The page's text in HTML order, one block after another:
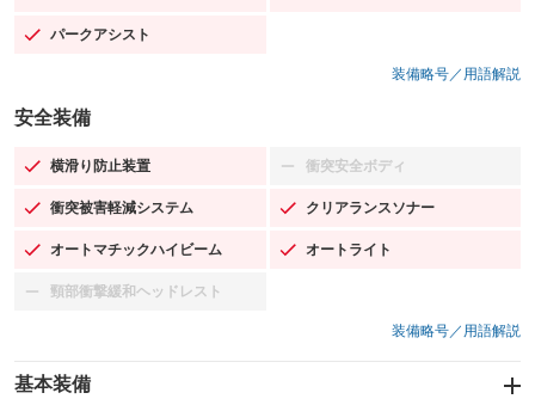
パークアシスト
：装備あり
装備略号／用語解説
安全装備
横滑り防止装置
：装備あり 衝突安全ボディ
：装備なし
衝突被害軽減システム
：装備あり クリアランスソナー
：装備あり
オートマチックハイビーム
：装備あり オートライト
：装備あり
頸部衝撃緩和ヘッドレスト
：装備なし
装備略号／用語解説
基本装備